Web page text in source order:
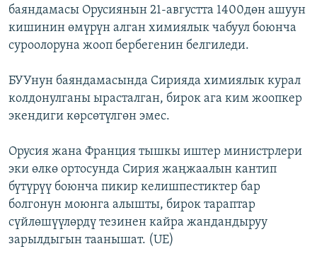
баяндамасы Орусиянын 21-августта 1400дөн ашуун
кишинин өмүрүн алган химиялык чабуул боюнча
суроолоруна жооп бербегенин белгиледи.
БУУнун баяндамасында Сирияда химиялык курал
колдонулганы ырасталган, бирок ага ким жоопкер
экендиги көрсөтүлгөн эмес.
Орусия жана Франция тышкы иштер министрлери
эки өлкө ортосунда Сирия жаңжаалын кантип
бүтүрүү боюнча пикир келишпестиктер бар
болгонун моюнга алышты, бирок тараптар
сүйлөшүүлөрдү тезинен кайра жандандыруу
зарылдыгын таанышат. (UE)